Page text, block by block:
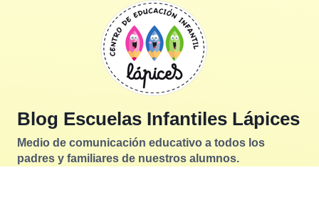
Blog Escuelas Infantiles Lápices
Medio de comunicación educativo a todos los
padres y familiares de nuestros alumnos.